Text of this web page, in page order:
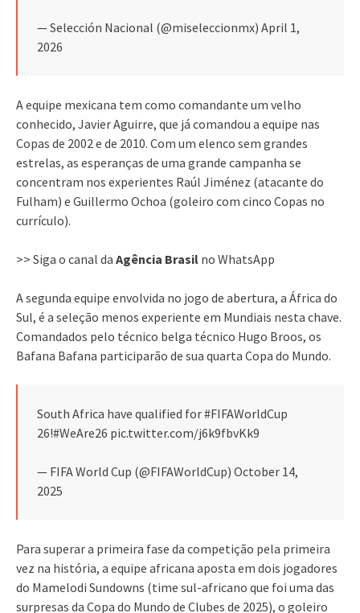
— Selección Nacional (@miseleccionmx) April 1,
2026
A equipe mexicana tem como comandante um velho
conhecido, Javier Aguirre, que já comandou a equipe nas
Copas de 2002 e de 2010. Com um elenco sem grandes
estrelas, as esperanças de uma grande campanha se
concentram nos experientes Raúl Jiménez (atacante do
Fulham) e Guillermo Ochoa (goleiro com cinco Copas no
currículo).
>> Siga o canal da Agência Brasil no WhatsApp
A segunda equipe envolvida no jogo de abertura, a África do
Sul, é a seleção menos experiente em Mundiais nesta chave.
Comandados pelo técnico belga técnico Hugo Broos, os
Bafana Bafana participarão de sua quarta Copa do Mundo.
South Africa have qualified for #FIFAWorldCup
26!#WeAre26 pic.twitter.com/j6k9fbvKk9
— FIFA World Cup (@FIFAWorldCup) October 14,
2025
Para superar a primeira fase da competição pela primeira
vez na história, a equipe africana aposta em dois jogadores
do Mamelodi Sundowns (time sul-africano que foi uma das
surpresas da Copa do Mundo de Clubes de 2025), o goleiro